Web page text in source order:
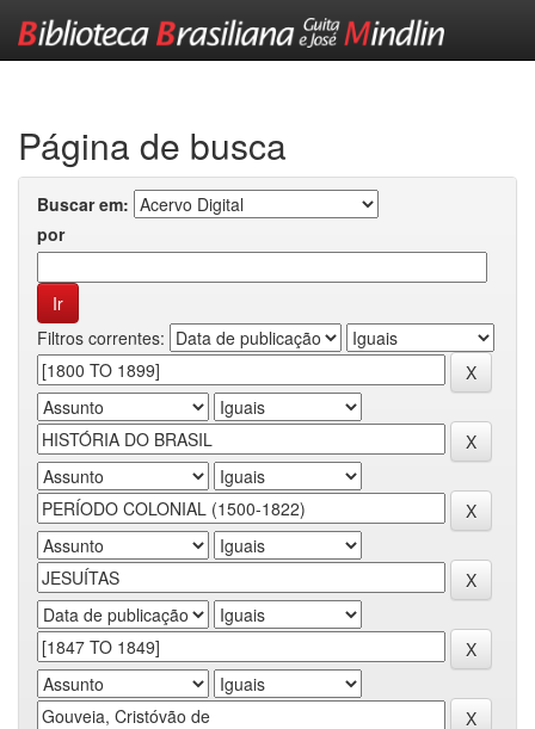
Página de busca
Buscar em:
por
Filtros correntes: